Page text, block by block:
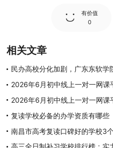
有价值
0
相关文章
民办高校分化加剧，广东东软学
复读学校必备的办学资质有哪些
南昌市高考复读口碑好的学校3